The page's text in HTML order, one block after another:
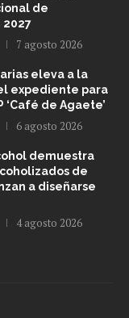
de
7 agosto 2026
eleva a la
expediente para
de Agaete’
6 agosto 2026
demuestra
de
a diseñarse
4 agosto 2026